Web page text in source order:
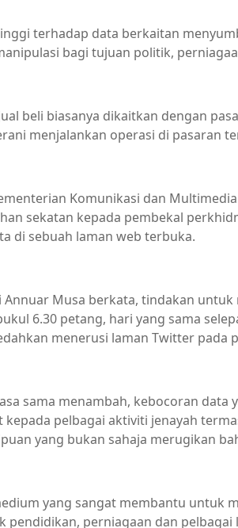
terhadap data berkaitan
bagi tujuan politik,
beli biasanya dikaitkan dengan
menjalankan operasi di pasaran
Komunikasi dan Multimedia
sekatan kepada pembekal
di sebuah laman web terbuka.
Annuar Musa berkata, tindakan
6.30 petang, hari yang sama
menerusi laman Twitter pada
sama menambah, kebocoran
pelbagai aktiviti jenayah
yang bukan sahaja merugikan
yang sangat membantu untuk
pendidikan, perniagaan dan pelbagai